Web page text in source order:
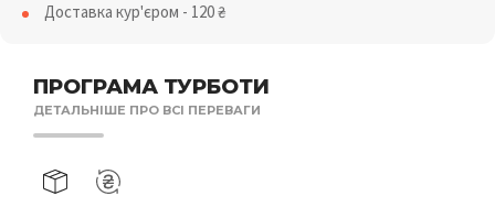
ПРОГРАМА ТУРБОТИ
ДЕТАЛЬНІШЕ ПРО ВСІ ПЕРЕВАГИ
Доставка кур'єром - 120₴